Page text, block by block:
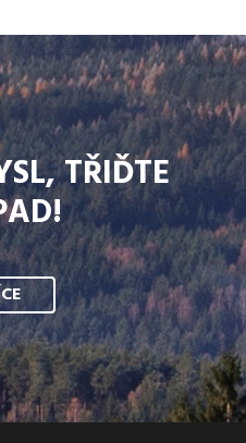
TŘIĎTE